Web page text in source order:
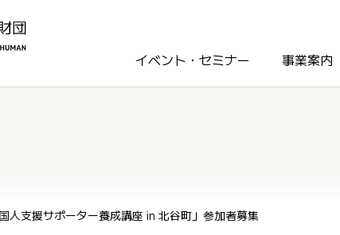
イベント・セミナー
事業案内
人支援サポーター養成講座 in 北谷町」参加者募集